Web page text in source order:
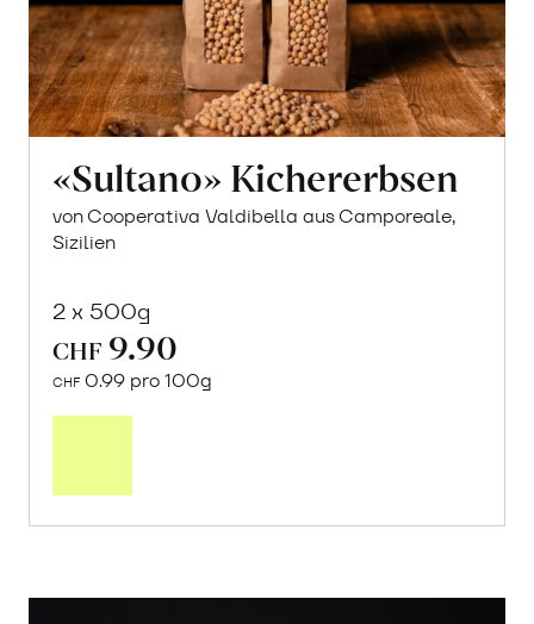
«Sultano» Kichererbsen
von Cooperativa Valdibella aus Camporeale,
Sizilien
2 x 500g
CHF 9.90
CHF 0.99 pro 100g